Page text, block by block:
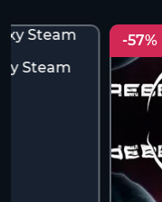
Steam
-57%